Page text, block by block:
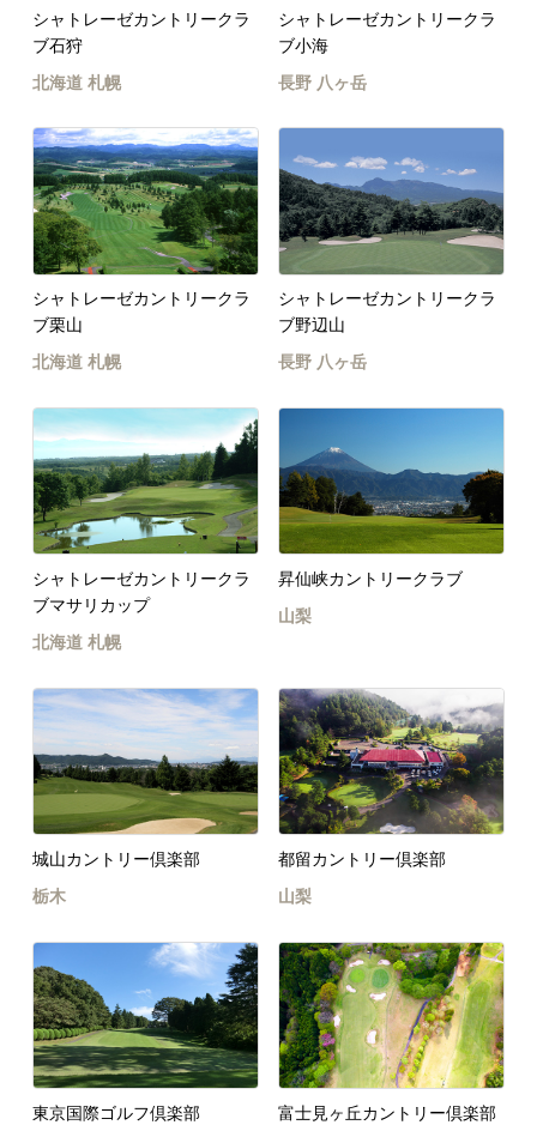
シャトレーゼカントリークラ
ブ石狩
北海道 札幌
シャトレーゼカントリークラ
ブ小海
長野 八ヶ岳
シャトレーゼカントリークラ
ブ栗山
北海道 札幌
シャトレーゼカントリークラ
ブ野辺山
長野 八ヶ岳
シャトレーゼカントリークラ
ブマサリカップ
北海道 札幌
昇仙峡カントリークラブ
山梨
城山カントリー倶楽部
栃木
都留カントリー倶楽部
山梨
東京国際ゴルフ倶楽部
富士見ヶ丘カントリー倶楽部